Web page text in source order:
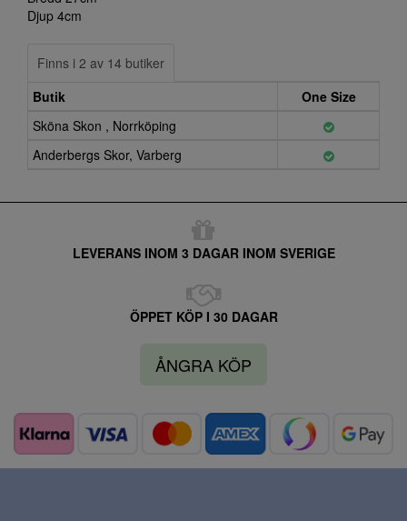
Djup 4cm
Finns i 2 av 14 butiker
Butik
One Size
Sköna Skon , Norrköping
Anderbergs Skor, Varberg
LEVERANS INOM 3 DAGAR INOM SVERIGE
ÖPPET KÖP I 30 DAGAR
ÅNGRA KÖP